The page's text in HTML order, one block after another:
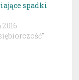
spadki